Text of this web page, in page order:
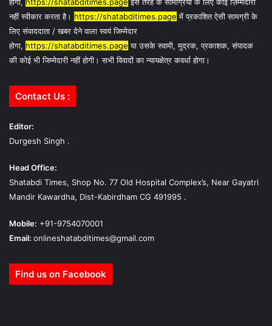
होगी, https://shatabditimes.page इस तरह के सामग्रियों के लिए कोई ज़िम्मेदारी
नहीं स्वीकार करता है। https://shatabditimes.page में प्रकाशित ऐसी सामग्री के
लिए संवाददाता / खबर देने वाला स्वयं जिम्मेदार
होगा, https://shatabditimes.page या उसके स्वामी, मुद्रक, प्रकाशक, संपादक
की कोई भी जिम्मेदारी नहीं होगी। सभी विवादों का न्यायक्षेत्र कवर्धा होगा।
Contact Us :
Editor:
Durgesh Singh .
Head Office:
Shatabdi Times, Shop No. 77 Old Hospital Complex’s, Near Gayatri
Mandir Kawardha, Dist-Kabirdham CG 491995 .
Mobile: +91-9754070001
Email: onlineshatabditimes@gmail.com
Find us on Facebook